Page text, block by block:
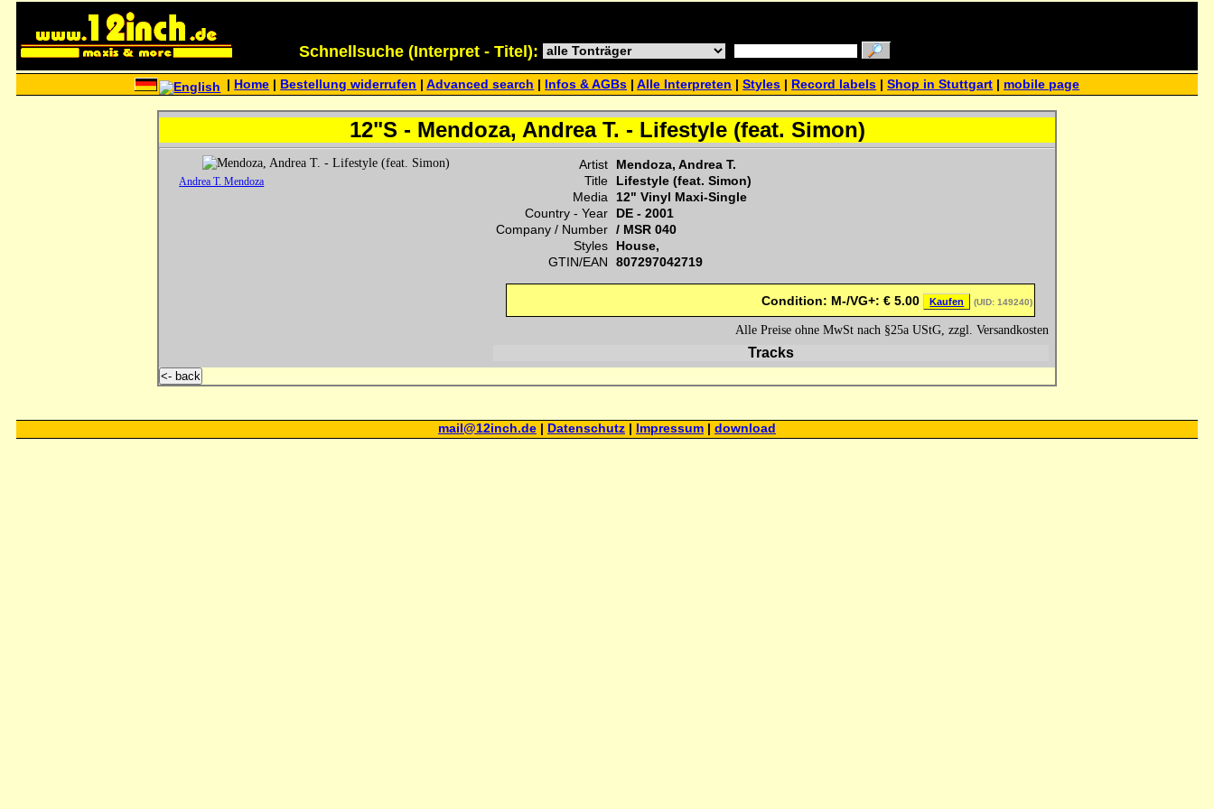
Schnellsuche (Interpret - Titel):
Home Bestellung widerrufen |Advanced search Infos & AGBs |Alle Interpreten |Styles Record labels |Shop in Stuttgart mobile page
12"S - Mendoza, Andrea T. - Lifestyle (feat. Simon)
Andrea T. Mendoza
Artist
Mendoza, Andrea T.
Title
Lifestyle (feat. Simon)
Media
12" Vinyl Maxi-Single
Country - Year
DE - 2001
Company / Number / MSR 040
Styles
House,
GTIN/EAN
807297042719
Condition: M-/VG+:€ 5.00 Kaufen (UID: 149240)
Alle Preise ohne MwSt nach §25a UStG, zzgl. Versandkosten
Tracks
<- back
mail@12inch.de Datenschutz Impressum download